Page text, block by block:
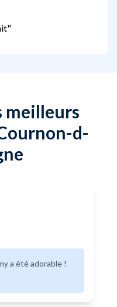
meilleurs
d-
a été adorable !